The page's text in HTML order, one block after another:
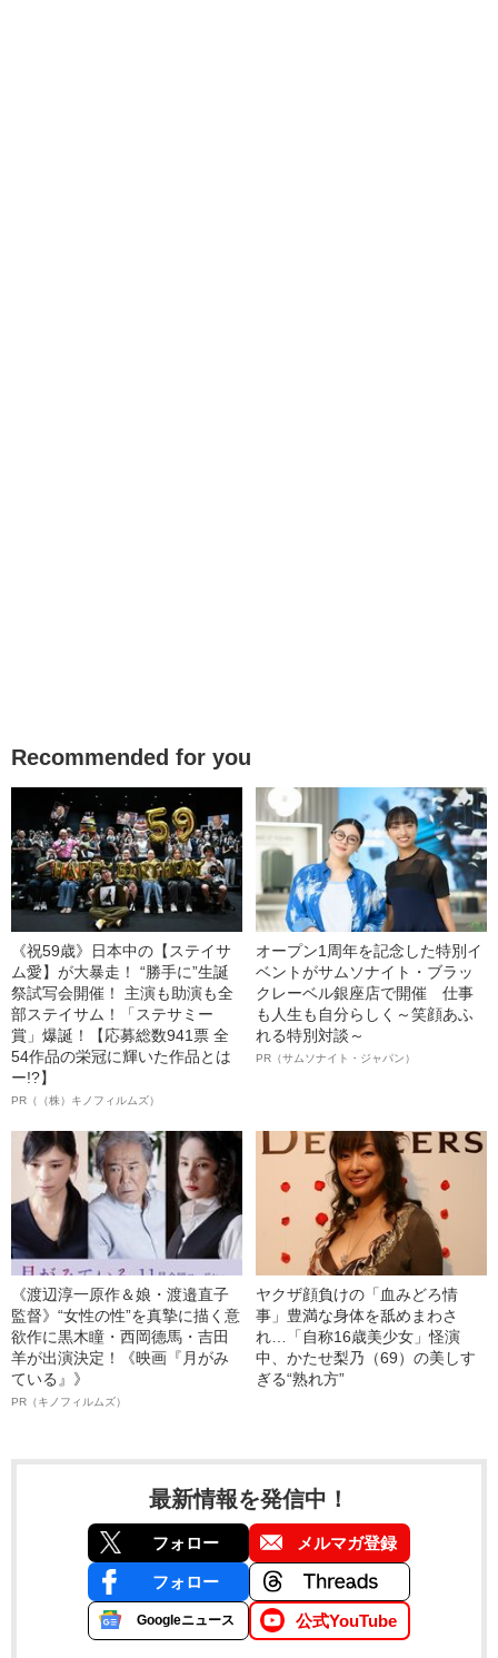
Recommended for you
《祝59歳》日本中の【ステイサ
ム愛】が大暴走！ “勝手に”生誕
祭試写会開催！ 主演も助演も全
部ステイサム！「ステサミー
賞」爆誕！【応募総数941票 全
54作品の栄冠に輝いた作品とは
ー!?】
PR（（株）キノフィルムズ）
オープン1周年を記念した特別イ
ベントがサムソナイト・ブラッ
クレーベル銀座店で開催 仕事
も人生も自分らしく～笑顔あふ
れる特別対談～
PR（サムソナイト・ジャパン）
《渡辺淳一原作＆娘・渡邉直子
監督》“女性の性”を真摯に描く意
欲作に黒木瞳・西岡德馬・吉田
羊が出演決定！《映画『月がみ
ている』》
PR（キノフィルムズ）
ヤクザ顔負けの「血みどろ情
事」豊満な身体を舐めまわさ
れ…「自称16歳美少女」怪演
中、かたせ梨乃（69）の美しす
ぎる“熟れ方”
最新情報を発信中！
フォロー メルマガ登録
フォロー
Googleニュース 公式YouTube